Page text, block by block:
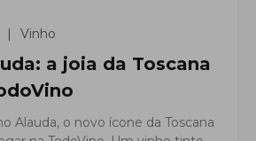
Vinho
a joia da Toscana
Alauda, o novo ícone da Toscana